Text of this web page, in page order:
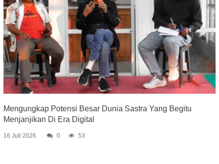
Mengungkap Potensi Besar Dunia Sastra Yang Begitu
Menjanjikan Di Era Digital
16 Juli 2026 0 53